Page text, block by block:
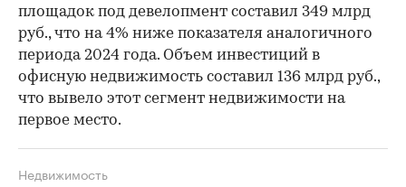
площадок под девелопмент составил 349 млрд
руб., что на 4% ниже показателя аналогичного
периода 2024 года. Объем инвестиций в
офисную недвижимость составил 136 млрд руб.,
что вывело этот сегмент недвижимости на
первое место.
Недвижимость